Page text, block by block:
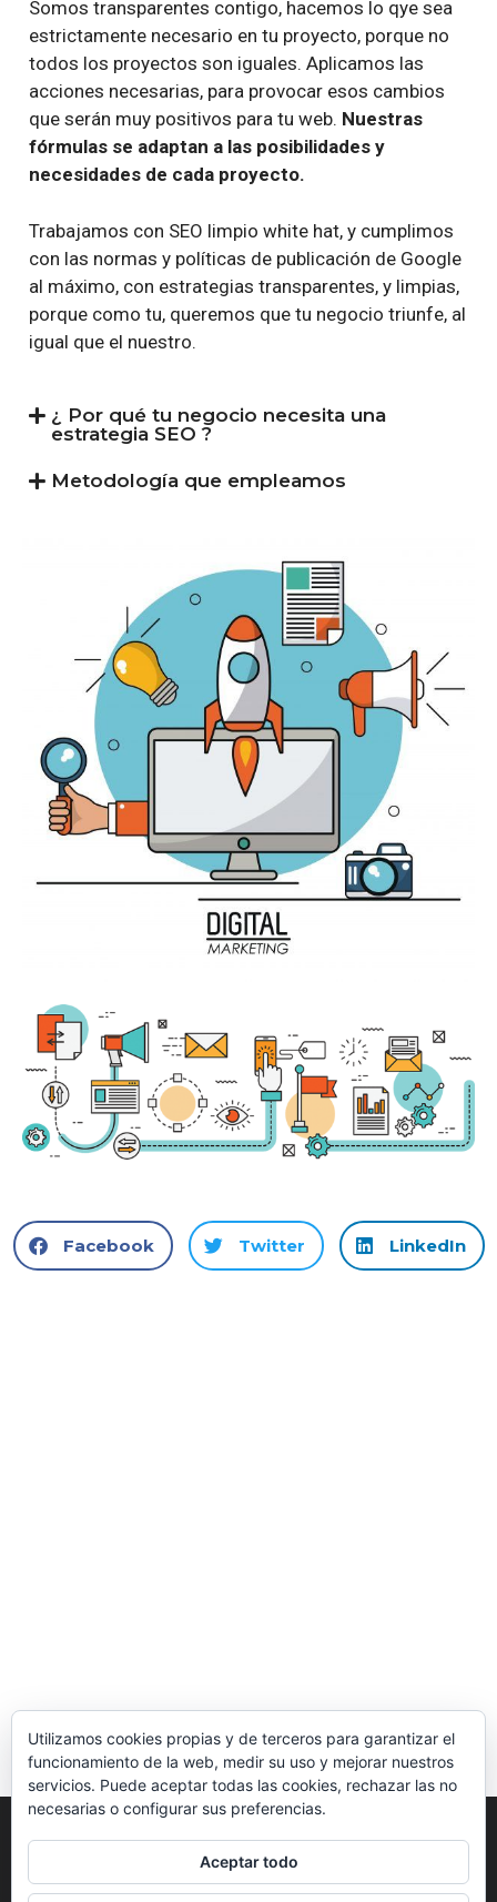
Somos transparentes contigo, hacemos lo qye sea
estrictamente necesario en tu proyecto, porque no
todos los proyectos son iguales. Aplicamos las
acciones necesarias, para provocar esos cambios
que serán muy positivos para tu web. Nuestras
fórmulas se adaptan a las posibilidades y
necesidades de cada proyecto.
Trabajamos con SEO limpio white hat, y cumplimos
con las normas y políticas de publicación de Google
al máximo, con estrategias transparentes, y limpias,
porque como tu, queremos que tu negocio triunfe, al
igual que el nuestro.
¿ Por qué tu negocio necesita una
estrategia SEO ?
Metodología que empleamos
Facebook Twitter LinkedIn
Copyright © 2026 - Diseñado por Seo Web
Ibagué|Mapa del Sitio|Aviso Legal|Política de
Utilizamos cookies propias y de terceros para garantizar el
funcionamiento de la web, medir su uso y mejorar nuestros
servicios. Puede aceptar todas las cookies, rechazar las no
necesarias o configurar sus preferencias.
Aceptar todo